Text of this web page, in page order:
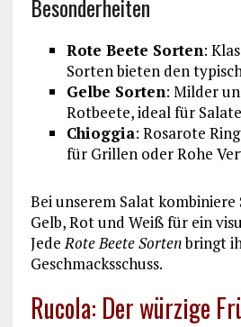
Besonderheiten
Rote Beete Sorten:
Sorten bieten den
Gelbe Sorten: Milder
Rotbeete, ideal für
Chioggia: Rosarote
für Grillen oder Rohe
Bei unserem Salat kombiniere
Gelb, Rot und Weiß für ein
JedeRote Beete Sortenbringt
Geschmacksschuss.
Rucola: Der würzige